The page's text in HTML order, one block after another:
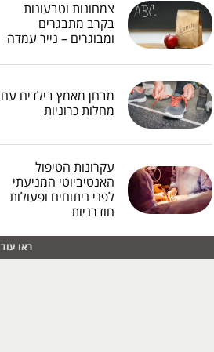
צמחונות וטבעונות
בקרב מתבגרים
ומבוגרים – נייר עמדה
מבחן מאמץ בילדים עם
מחלות כרוניות
עקרונות הטיפול
האנטיביוטי המניעתי
לפני ניתוחים ופעולות
חודרניות
ראו עוד